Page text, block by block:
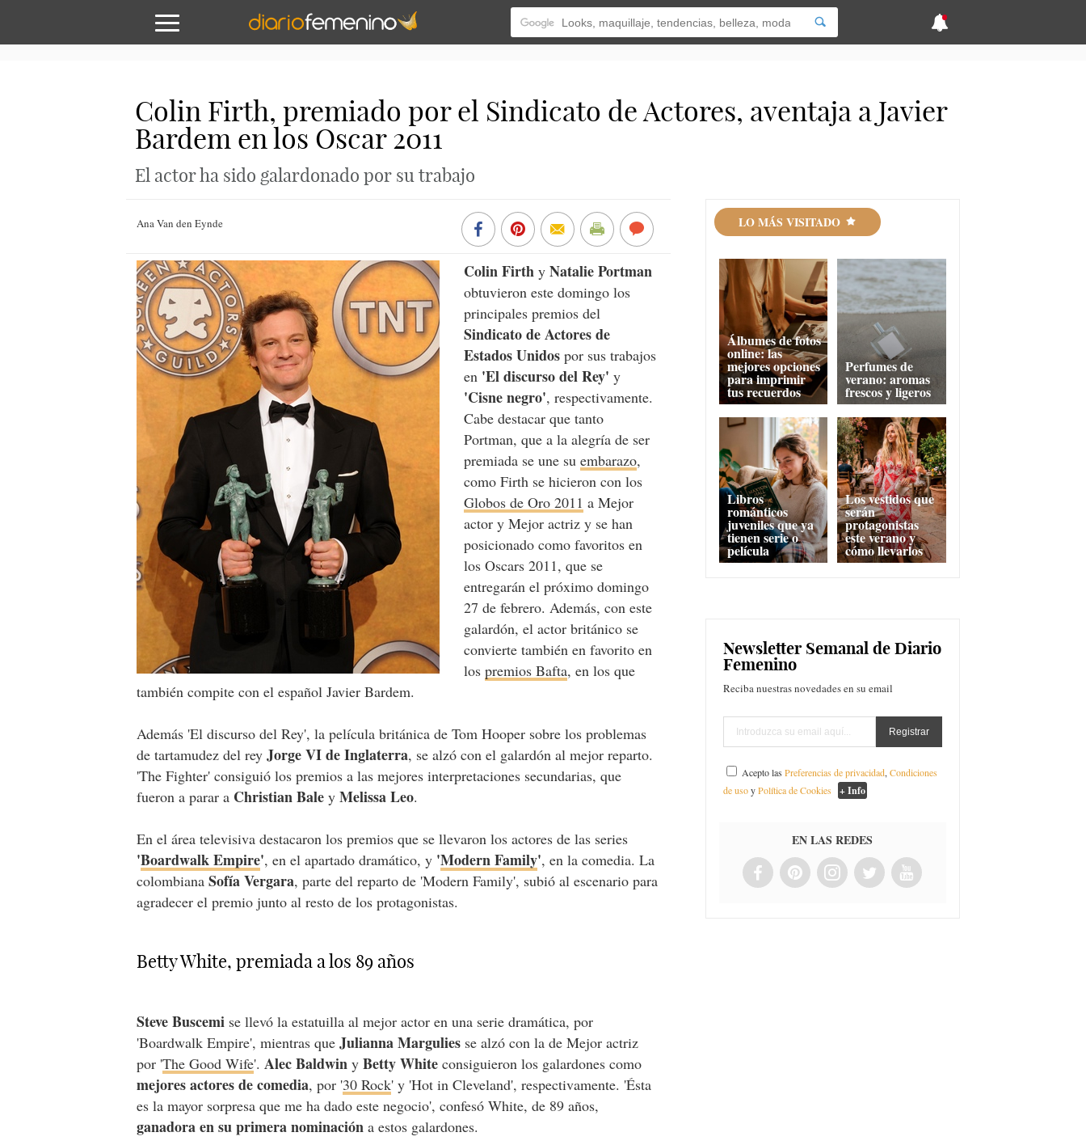
Colin Firth, premiado por el Sindicato de Actores, aventaja a Javier
Bardem en los Oscar 2011
El actor ha sido galardonado por su trabajo
Ana Van den Eynde
Colin Firth yNatalie Portman
obtuvieron este domingo los
principales premios del
Sindicato de Actores de
Estados Unidos por sus trabajos
en 'El discurso del Rey' y
'Cisne negro', respectivamente.
Cabe destacar que tanto
Portman, que a la alegría de ser
premiada se une suembarazo,
como Firth se hicieron con los
Globos de Oro 2011 a Mejor
actor y Mejor actriz y se han
posicionado como favoritos en
los Oscars 2011, que se
entregarán el próximo domingo
27 de febrero. Además, con este
galardón, el actor británico se
convierte también en favorito en
lospremios Bafta, en los que
también compite con el español Javier Bardem.
Además 'El discurso del Rey', la película británica de Tom Hooper sobre los problemas
de tartamudez del reyJorge VI de Inglaterra, se alzó con el galardón al mejor reparto.
'The Fighter' consiguió los premios a las mejores interpretaciones secundarias, que
fueron a parar a Christian Bale yMelissa Leo.
En el área televisiva destacaron los premios que se llevaron los actores de las series
'Boardwalk Empire', en el apartado dramático, y 'Modern Family', en la comedia. La
colombianaSofía Vergara, parte del reparto de 'Modern Family', subió al escenario para
agradecer el premio junto al resto de los protagonistas.
Betty White, premiada a los 89 años
Steve Buscemi se llevó la estatuilla al mejor actor en una serie dramática, por
'Boardwalk Empire', mientras queJulianna Margulies se alzó con la de Mejor actriz
por 'The Good Wife'.Alec Baldwin yBetty White consiguieron los galardones como
mejores actores de comedia, por '30 Rock' y 'Hot in Cleveland', respectivamente. 'Ésta
es la mayor sorpresa que me ha dado este negocio', confesó White, de 89 años,
ganadora en su primera nominación a estos galardones.
LO MÁS VISITADO
Álbumes de fotos
online: las
mejores opciones
para imprimir
tus recuerdos
Perfumes de
verano: aromas
frescos y ligeros
Libros
románticos
juveniles que ya
tienen serie o
película
Los vestidos que
serán
protagonistas
este verano y
cómo llevarlos
Newsletter Semanal de Diario
Femenino
Reciba nuestras novedades en su email
Acepto lasPreferencias de privacidad,Condiciones
de usoyPolítica de Cookies + Info
EN LAS REDES